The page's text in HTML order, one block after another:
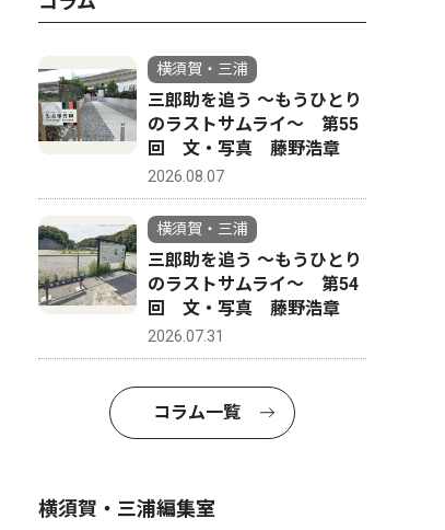
横須賀・三浦
三郎助を追う 〜もうひとり
のラストサムライ〜 第55
回 文・写真 藤野浩章
2026.08.07
横須賀・三浦
三郎助を追う 〜もうひとり
のラストサムライ〜 第54
回 文・写真 藤野浩章
2026.07.31
コラム一覧
横須賀・三浦編集室